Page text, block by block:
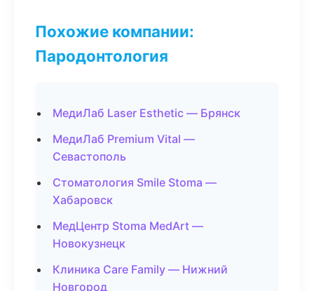
Похожие компании:
Пародонтология
МедиЛаб Laser Esthetic — Брянск
МедиЛаб Premium Vital —
Севастополь
Стоматология Smile Stoma —
Хабаровск
МедЦентр Stoma MedArt —
Новокузнецк
Клиника Care Family — Нижний
Новгород